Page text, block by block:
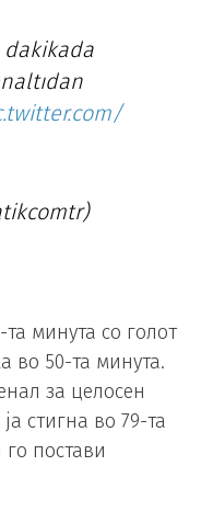
dakikada
минута со голот
во 50-та минута.
за целосен
стигна во 79-та
постави